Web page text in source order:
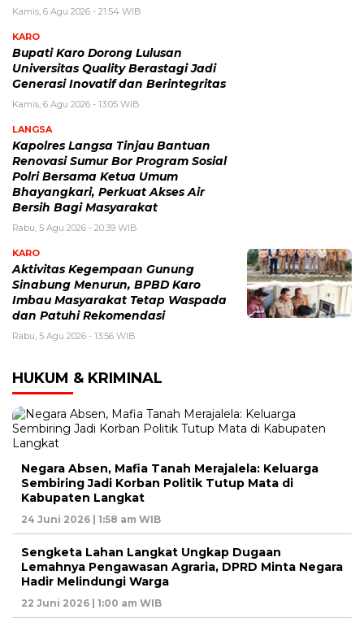
Kamis, 6 Agu 2026 - 21:54 WIB
KARO
Bupati Karo Dorong Lulusan
Universitas Quality Berastagi Jadi
Generasi Inovatif dan Berintegritas
Kamis, 6 Agu 2026 - 13:05 WIB
LANGSA
Kapolres Langsa Tinjau Bantuan
Renovasi Sumur Bor Program Sosial
Polri Bersama Ketua Umum
Bhayangkari, Perkuat Akses Air
Bersih Bagi Masyarakat
Rabu, 5 Agu 2026 - 20:39 WIB
KARO
Aktivitas Kegempaan Gunung
Sinabung Menurun, BPBD Karo
Imbau Masyarakat Tetap Waspada
dan Patuhi Rekomendasi
Rabu, 5 Agu 2026 - 13:56 WIB
HUKUM & KRIMINAL
Negara Absen, Mafia Tanah Merajalela: Keluarga
Sembiring Jadi Korban Politik Tutup Mata di
Kabupaten Langkat
24 Juni 2026 | 1:58 am WIB
Sengketa Lahan Langkat Ungkap Dugaan
Lemahnya Pengawasan Agraria, DPRD Minta Negara
Hadir Melindungi Warga
22 Juni 2026 | 1:00 am WIB